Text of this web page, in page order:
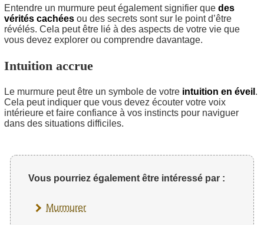
Entendre un murmure peut également signifier que des
vérités cachées ou des secrets sont sur le point d’être
révélés. Cela peut être lié à des aspects de votre vie que
vous devez explorer ou comprendre davantage.
Intuition accrue
Le murmure peut être un symbole de votre intuition en éveil .
Cela peut indiquer que vous devez écouter votre voix
intérieure et faire confiance à vos instincts pour naviguer
dans des situations difficiles.
Vous pourriez également être intéressé par :
Murmurer